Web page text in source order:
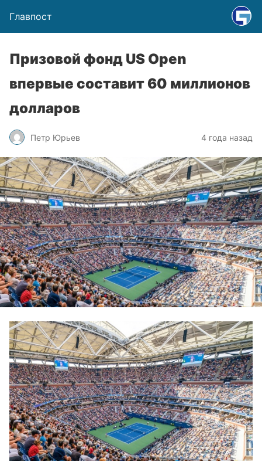
Главпост
Призовой фонд US Open
впервые составит 60 миллионов
долларов
Петр Юрьев 4 года назад